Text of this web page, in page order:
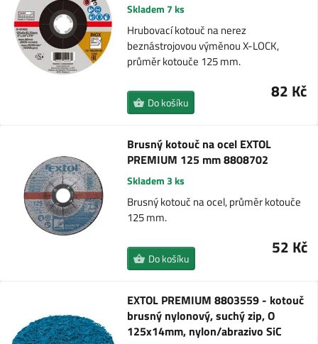
Skladem 7 ks
Hrubovací kotouč na nerez
beznástrojovou výměnou X-LOCK,
průměr kotouče 125 mm.
82 Kč
Do košíku
Brusný kotouč na ocel EXTOL
PREMIUM 125 mm 8808702
Skladem 3 ks
Brusný kotouč na ocel, průměr kotouče
125 mm.
52 Kč
Do košíku
EXTOL PREMIUM 8803559 - kotouč
brusný nylonový, suchý zip, O
125x14mm, nylon/abrazivo SiC